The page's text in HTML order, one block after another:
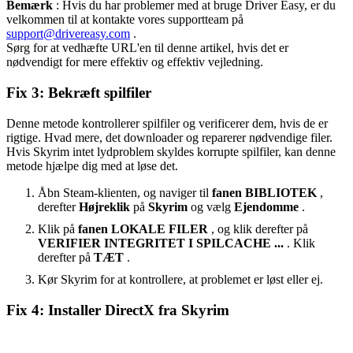
Bemærk : Hvis du har problemer med at bruge Driver Easy, er du
velkommen til at kontakte vores supportteam på
support@drivereasy.com .
Sørg for at vedhæfte URL'en til denne artikel, hvis det er
nødvendigt for mere effektiv og effektiv vejledning.
Fix 3: Bekræft spilfiler
Denne metode kontrollerer spilfiler og verificerer dem, hvis de er
rigtige. Hvad mere, det downloader og reparerer nødvendige filer.
Hvis Skyrim intet lydproblem skyldes korrupte spilfiler, kan denne
metode hjælpe dig med at løse det.
Åbn Steam-klienten, og naviger til fanen BIBLIOTEK ,
derefterHøjreklik på Skyrim og vælg Ejendomme .
Klik på fanen LOKALE FILER , og klik derefter på
VERIFIER INTEGRITET I SPILCACHE ... . Klik
derefter på TÆT .
Kør Skyrim for at kontrollere, at problemet er løst eller ej.
Fix 4: Installer DirectX fra Skyrim